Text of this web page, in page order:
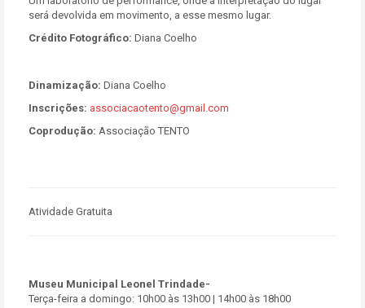
será devolvida em movimento, a esse mesmo lugar.
Crédito Fotográfico: Diana Coelho
Dinamização: Diana Coelho
Inscrições: associacaotento@gmail.com
Coprodução: Associação TENTO
Atividade Gratuita
Museu Municipal Leonel Trindade-
Terça-feira a domingo: 10h00 às 13h00 | 14h00 às 18h00